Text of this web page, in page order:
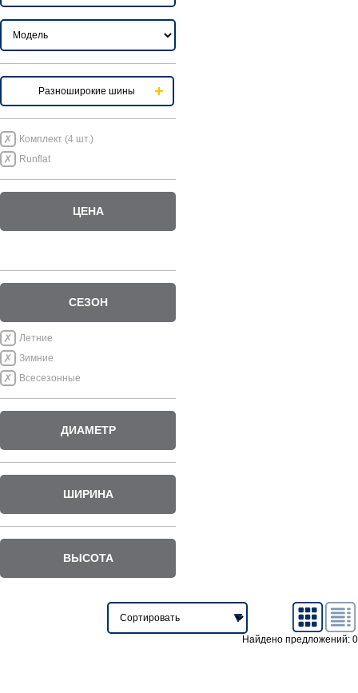
Разноширокие шины
Комплект (4 шт.)
Runflat
ЦЕНА
СЕЗОН
Летние
Зимние
Всесезонные
ДИАМЕТР
ШИРИНА
ВЫСОТА
Найдено предложений: 0